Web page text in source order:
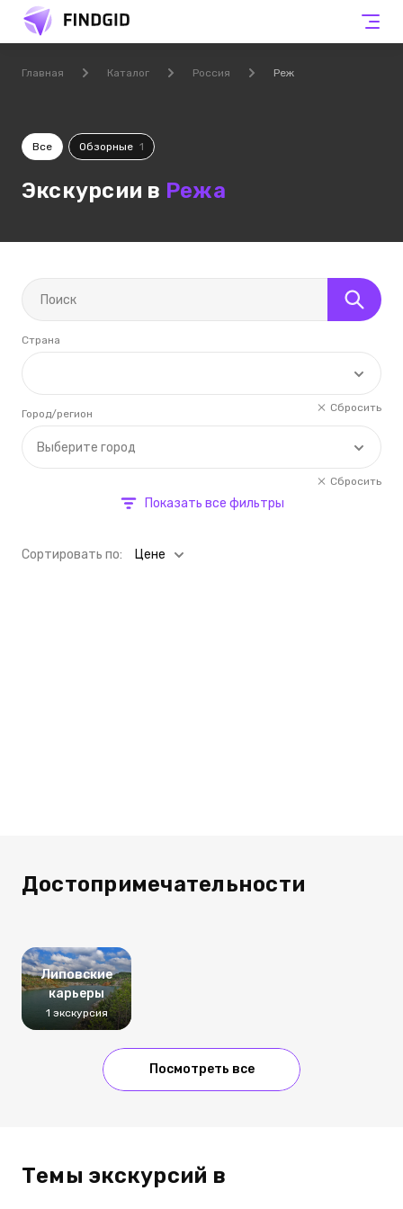
Главная Каталог Россия Реж
Все Обзорные 1
Экскурсии в Режа
Страна
Сбросить
Выберите город
Город/регион
Сбросить
Показать все фильтры
Cортировать по: Цене
Достопримечательности
Липовские
карьеры
1 экскурсия
Посмотреть все
Темы экскурсий в